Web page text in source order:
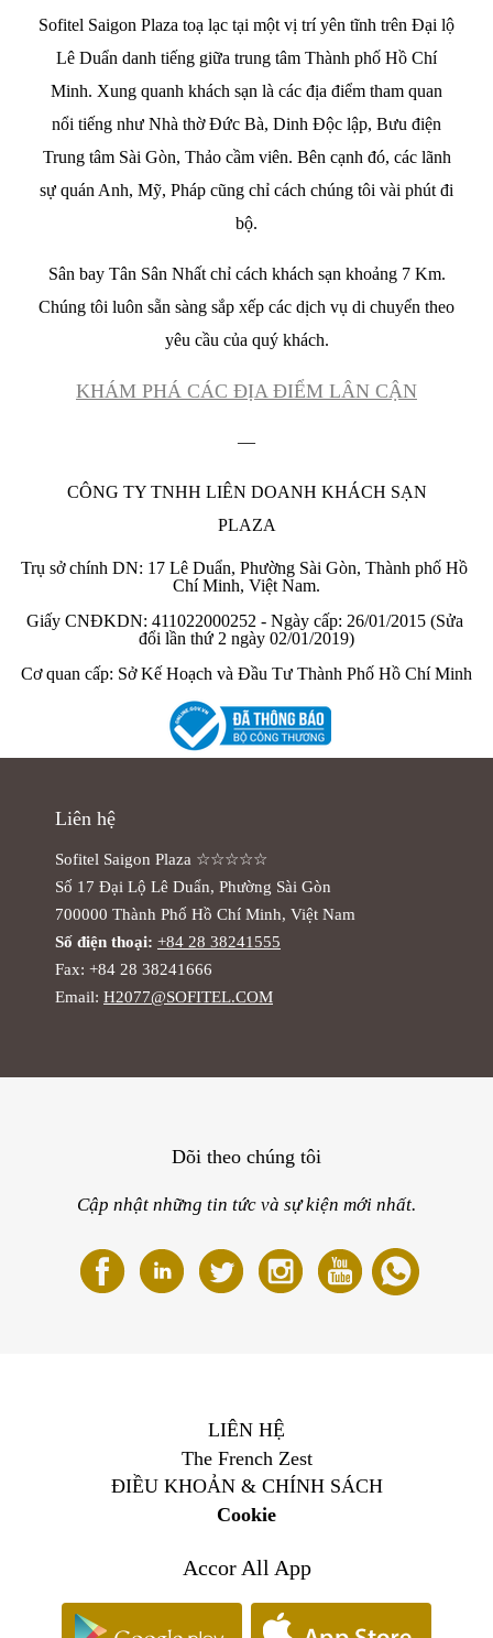
Sofitel Saigon Plaza toạ lạc tại một vị trí yên tĩnh trên Đại lộ
Lê Duẩn danh tiếng giữa trung tâm Thành phố Hồ Chí
Minh. Xung quanh khách sạn là các địa điểm tham quan
nổi tiếng như Nhà thờ Đức Bà, Dinh Độc lập, Bưu điện
Trung tâm Sài Gòn, Thảo cầm viên. Bên cạnh đó, các lãnh
sự quán Anh, Mỹ, Pháp cũng chỉ cách chúng tôi vài phút đi
bộ.
Sân bay Tân Sân Nhất chỉ cách khách sạn khoảng 7 Km.
Chúng tôi luôn sẵn sàng sắp xếp các dịch vụ di chuyển theo
yêu cầu của quý khách.
KHÁM PHÁ CÁC ĐỊA ĐIỂM LÂN CẬN
—
CÔNG TY TNHH LIÊN DOANH KHÁCH SẠN
PLAZA
Trụ sở chính DN: 17 Lê Duẩn, Phường Sài Gòn, Thành phố Hồ
Chí Minh, Việt Nam.
Giấy CNĐKDN: 411022000252 - Ngày cấp: 26/01/2015 (Sửa
đổi lần thứ 2 ngày 02/01/2019)
Cơ quan cấp: Sở Kế Hoạch và Đầu Tư Thành Phố Hồ Chí Minh
Liên hệ
Sofitel Saigon Plaza ☆☆☆☆☆
Số 17 Đại Lộ Lê Duẩn, Phường Sài Gòn
700000 Thành Phố Hồ Chí Minh, Việt Nam
Số điện thoại: +84 28 38241555
Fax: +84 28 38241666
Email: H2077@SOFITEL.COM
Dõi theo chúng tôi
Cập nhật những tin tức và sự kiện mới nhất.
LIÊN HỆ
The French Zest
ĐIỀU KHOẢN & CHÍNH SÁCH
Cookie
Accor All App